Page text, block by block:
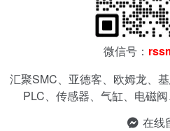
微信号：
汇聚SMC、亚德客、欧姆龙、
PLC、传感器、气缸、电磁
在线